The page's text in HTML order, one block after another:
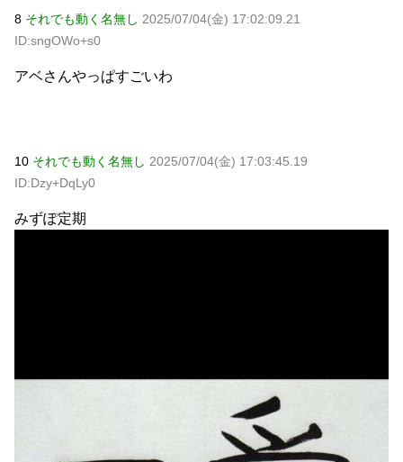
8 それでも動く名無し 2025/07/04(金) 17:02:09.21
ID:sngOWo+s0
アベさんやっぱすごいわ
10 それでも動く名無し 2025/07/04(金) 17:03:45.19
ID:Dzy+DqLy0
みずぽ定期